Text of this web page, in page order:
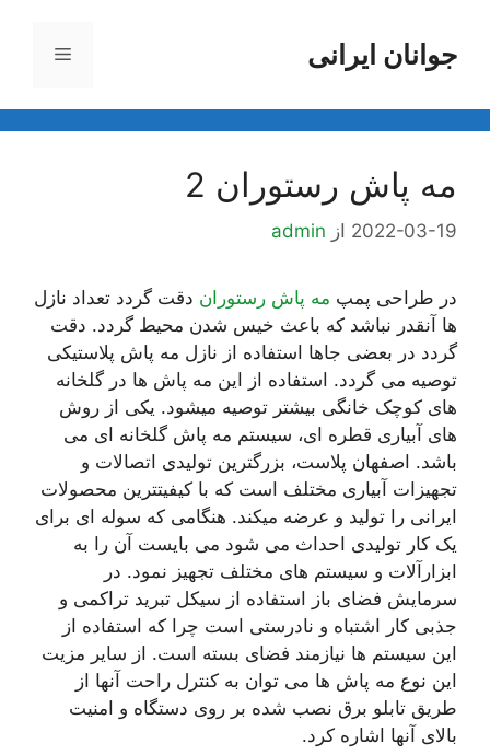
محتواجوانان ایرانی فهرست
مه پاش رستوران 2
2022-03-19 از admin
در طراحی پمپ مه پاش رستوران دقت گردد تعداد نازل
ها آنقدر نباشد که باعث خیس شدن محیط گردد. دقت
گردد در بعضی جاها استفاده از نازل مه پاش پلاستیکی
توصیه می گردد. استفاده از این مه پاش ها در گلخانه
های کوچک خانگی بیشتر توصیه میشود. یکی از روش
های آبیاری قطره ای، سیستم مه پاش گلخانه ای می
باشد. اصفهان پلاست، بزرگترین تولیدی اتصالات و
تجهیزات آبیاری مختلف است که با کیفیتترین محصولات
ایرانی را تولید و عرضه میکند. هنگامی که سوله ای برای
یک کار تولیدی احداث می شود می بایست آن را به
ابزارآلات و سیستم های مختلف تجهیز نمود. در
سرمایش فضای باز استفاده از سیکل تبرید تراکمی و
جذبی کار اشتباه و نادرستی است چرا که استفاده از
این سیستم ها نیازمند فضای بسته است. از سایر مزیت
این نوع مه پاش ها می توان به کنترل راحت آنها از
طریق تابلو برق نصب شده بر روی دستگاه و امنیت
بالای آنها اشاره کرد.